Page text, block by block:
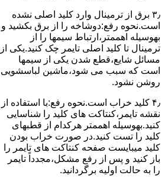
۳٫ ﺑﺮق از ﺗﺮﻣﯿﻨﺎل وارد ﮐﻠﯿﺪ اﺻﻠﯽ ﻧﺸﺪه
است.نحوه رﻓﻊ:دوشاخه را از ﺑﺮق بکشید و
بهوسیله اهممتر،ارﺗﺒﺎط سیمها را از
ﺗﺮﻣﯿﻨﺎل ﺗﺎ ﮐﻠﯿﺪ اﺻﻠﯽ ﺗﺎﯾﻤﺮ چک کنید.یکی از
مسائل شایع،ﻗﻄﻊ شدن ﯾﮑﯽ از سیمها
است که سبب می شود،ﻣﺎﺷﯿﻦ لباسشویی
روﺷﻦ نشود.
۴٫ ﮐﻠﯿﺪ ﺧﺮاب اﺳﺖ.نحوه رفع:ﺑﺎ اﺳﺘﻔﺎده از
ﻧﻘﺸﻪ ﺗﺎﯾﻤﺮ،ﮐﻨﺘﺎﮐﺖ ﻫﺎی ﮐﻠﯿﺪ را ﺷﻨﺎﺳﺎﯾﯽ
کنید.بهوسیله اهممتر هرکدام از قطبهای
ﮐﻠﯿﺪ را ﺗﺴﺖ ﮐﻨﯿﺪ.در ﺻﻮرت ﺧﺮاب ﺑﻮدن
ﮐﻠﯿﺪ میبایست ﺻﻔﺤﻪ ﮐﻨﺘﺎﮐﺖ ﻫﺎی ﺗﺎﯾﻤﺮ را
باز کنید و ﭘﺲ از رﻓﻊ مشکل،مجدداً ﺗﺎﯾﻤﺮ
را به حالت اوﻟﯿﻪ برگردانید.